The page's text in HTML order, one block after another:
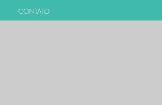
CONTATO